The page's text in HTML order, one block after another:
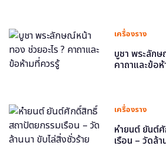
เครื่องราง
บูชา พระลัก
คาถาและข้อ
เครื่องราง
หำยนต์ ยันต์
เรือน – วัดล้